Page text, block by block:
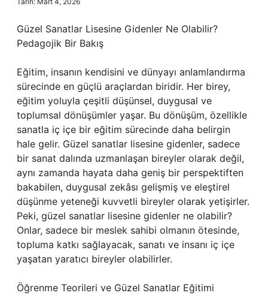
Güzel Sanatlar Lisesine Gidenler Ne Olabilir?
Pedagojik Bir Bakış
Eğitim, insanın kendisini ve dünyayı anlamlandırma
sürecinde en güçlü araçlardan biridir. Her birey,
eğitim yoluyla çeşitli düşünsel, duygusal ve
toplumsal dönüşümler yaşar. Bu dönüşüm, özellikle
sanatla iç içe bir eğitim sürecinde daha belirgin
hale gelir. Güzel sanatlar lisesine gidenler, sadece
bir sanat dalında uzmanlaşan bireyler olarak değil,
aynı zamanda hayata daha geniş bir perspektiften
bakabilen, duygusal zekâsı gelişmiş ve eleştirel
düşünme yeteneği kuvvetli bireyler olarak yetişirler.
Peki, güzel sanatlar lisesine gidenler ne olabilir?
Onlar, sadece bir meslek sahibi olmanın ötesinde,
topluma katkı sağlayacak, sanatı ve insanı iç içe
yaşatan yaratıcı bireyler olabilirler.
Öğrenme Teorileri ve Güzel Sanatlar Eğitimi